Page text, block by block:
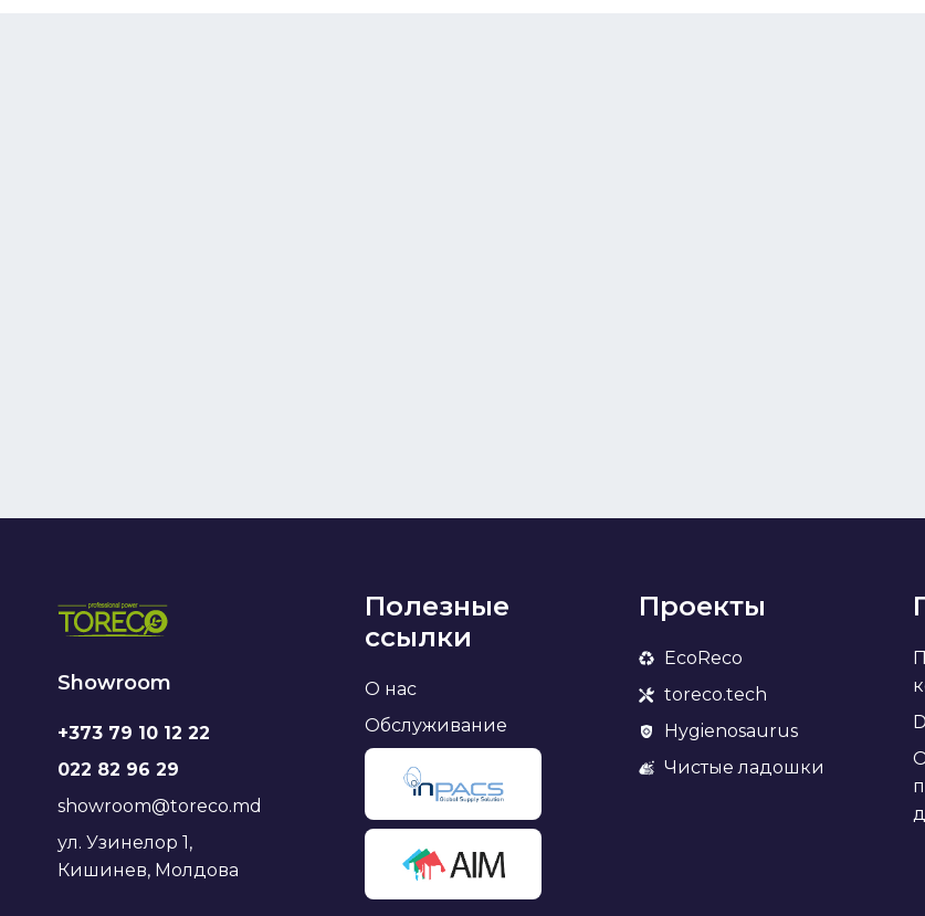
Showroom
+373 79 10 12 22
022 82 96 29
showroom@toreco.md
ул. Узинелор 1,
Кишинев, Молдова
Полезные
ссылки
О нас
Обслуживание
Проекты
EcoReco
toreco.tech
Hygienosaurus
Чистые ладошки